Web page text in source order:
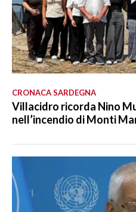
CRONACA SARDEGNA
Villacidro ricorda Nino
nell’incendio di Monti